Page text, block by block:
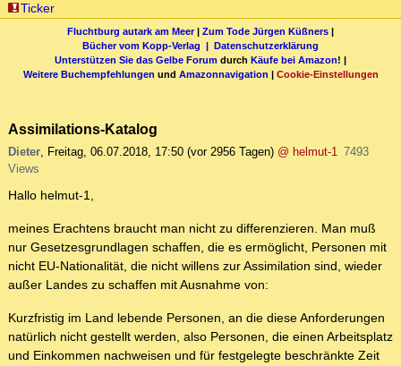
Ticker
Fluchtburg autark am Meer| Zum Tode Jürgen Küßners |
Bücher vom Kopp-Verlag | Datenschutzerklärung
Unterstützen Sie das Gelbe Forum durch Käufe bei Amazon! |
Weitere Buchempfehlungen und Amazonnavigation | Cookie-Einstellungen
Assimilations-Katalog
Dieter, Freitag, 06.07.2018, 17:50 (vor 2956 Tagen) @ helmut-1 7493
Views
Hallo helmut-1,
meines Erachtens braucht man nicht zu differenzieren. Man muß
nur Gesetzesgrundlagen schaffen, die es ermöglicht, Personen mit
nicht EU-Nationalität, die nicht willens zur Assimilation sind, wieder
außer Landes zu schaffen mit Ausnahme von:
Kurzfristig im Land lebende Personen, an die diese Anforderungen
natürlich nicht gestellt werden, also Personen, die einen Arbeitsplatz
und Einkommen nachweisen und für festgelegte beschränkte Zeit